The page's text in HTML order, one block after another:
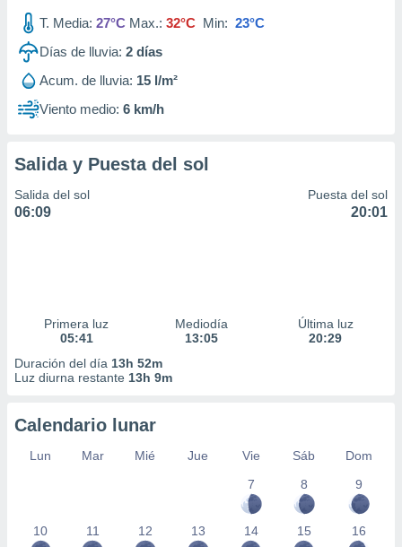
T. Media: 27°C Max.: 32°C Min: 23°C
Días de lluvia: 2 días
Acum. de lluvia: 15 l/m²
Viento medio: 6 km/h
Salida y Puesta del sol
Salida del sol
06:09
Puesta del sol
20:01
Primera luz
05:41
Mediodía
13:05
Última luz
20:29
Duración del día 13h 52m
Luz diurna restante 13h 9m
Calendario lunar
Lun Mar Mié Jue Vie Sáb
Dom
7
8 9
10 11 12 13 14 15 16